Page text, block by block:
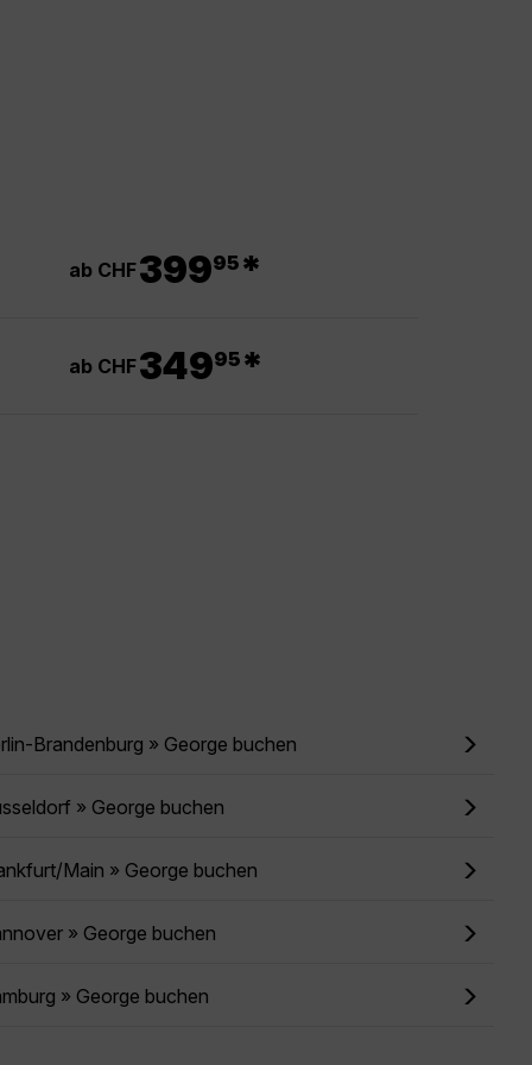
ab CHF39995 *
ab CHF34995 *
Brandenburg » George buchen
» George buchen
Main » George buchen
» George buchen
» George buchen